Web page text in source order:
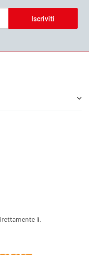
Iscriviti
lì.